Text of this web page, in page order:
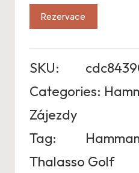
Rezervace
SKU:
Categories:
Zájezdy
Tag:
Thalasso Golf